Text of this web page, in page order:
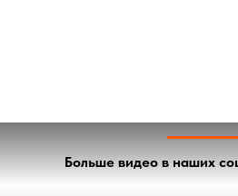
Больше видео в наших